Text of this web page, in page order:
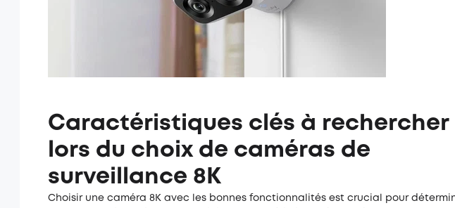
Caractéristiques clés à rechercher
lors du choix de caméras de
surveillance 8K
Choisir une caméra 8K avec les bonnes fonctionnalités est crucial pour